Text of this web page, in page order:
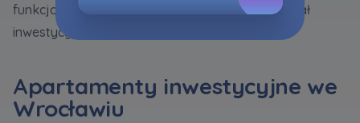
Zaznaczamy, iż zgoda jest dobrowolna i
ustawieniach zaawansowanych Twojej
Strona wykorzystuje pliki cookies w celach
analitycznych i statystycznych służących
funkcjonalne układy lokali wpływają na potencjał
inwestycyjny lokali.
Apartamenty inwestycyjne we
Wrocławiu